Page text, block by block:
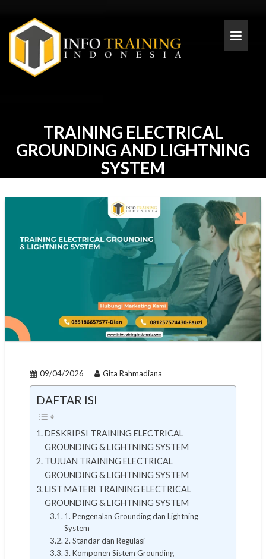
content
TRAINING ELECTRICAL
GROUNDING AND LIGHTNING
SYSTEM
09/04/2026 Gita Rahmadiana
DAFTAR ISI
DESKRIPSI TRAINING ELECTRICAL
GROUNDING & LIGHTNING SYSTEM
TUJUAN TRAINING ELECTRICAL
GROUNDING & LIGHTNING SYSTEM
LIST MATERI TRAINING ELECTRICAL
GROUNDING & LIGHTNING SYSTEM
1. Pengenalan Grounding dan Lightning
System
2. Standar dan Regulasi
3. Komponen Sistem Grounding